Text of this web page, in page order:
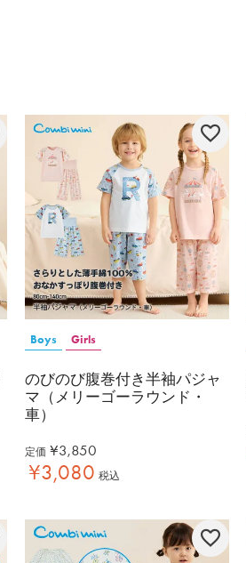
Boys Girls
のびのび腹巻付き半袖パジャ
マ（メリーゴーラウンド・
車）
定価 ¥3,850
¥3,080 税込